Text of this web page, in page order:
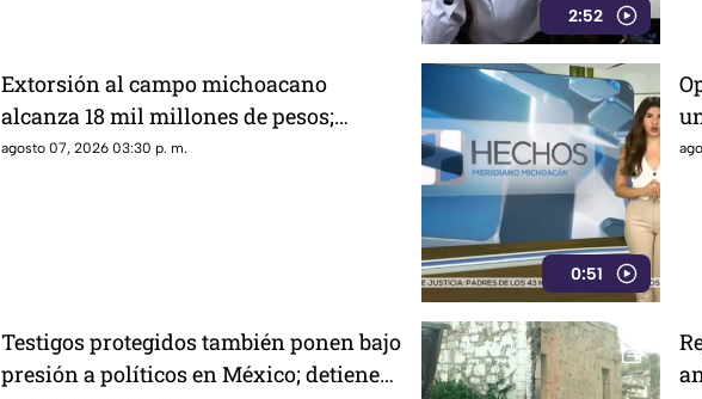
2:52
Extorsión al campo michoacano
alcanza 18 mil millones de pesos;
aguacate enfrenta crisis por
agosto 07, 2026 03:30 p. m.
0:51
Testigos protegidos también ponen bajo
presión a políticos en México; detienen